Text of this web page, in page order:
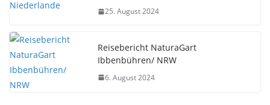
25. August 2024
Reisebericht NaturaGart
Ibbenbühren/ NRW
6. August 2024